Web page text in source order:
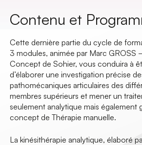
Contenu et
Cette dernière partie du cycle de
3 modules, animée par Marc GROSS
Concept de Sohier, vous conduira à
d’élaborer une investigation précise
pathomécaniques articulaires des
membres supérieurs et mener un
seulement analytique mais également
concept de Thérapie manuelle.
La kinésithérapie analytique, élaboré